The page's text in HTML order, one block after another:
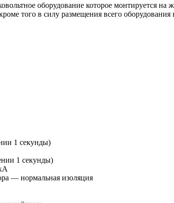
оборудование которое монтируется
того в силу размещения всего
1 секунды)
1 секунды)
— нормальная изоляция